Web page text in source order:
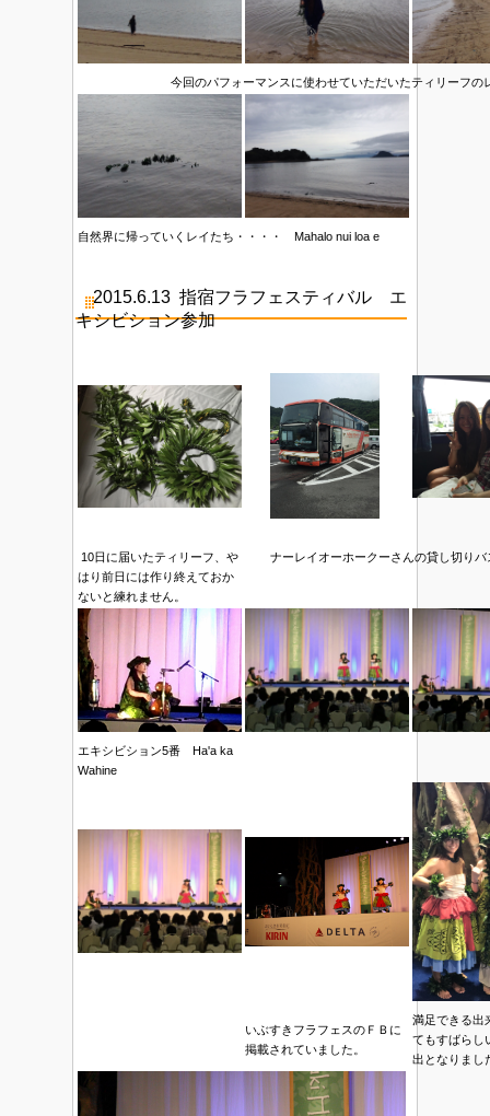
今回のパフォーマンスに使わせていただいたティリーフの
自然界に帰っていくレイたち・・・・ Mahalo nui loa e
2015.6.13 指宿フラフェスティバル エ
キシビション参加
10日に届いたティリーフ、や
はり前日には作り終えておか
ないと練れません。
ナーレイオーホークーさんの貸し切り
エキシビション5番 Ha'a ka
Wahine
いぶすきフラフェスのＦＢに
掲載されていました。
満足できる出
てもすばらし
出となりまし